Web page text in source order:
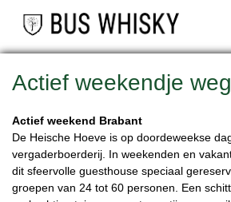
Actief weekendje
Actief weekend Brabant
De Heische Hoeve is op doordeweekse
vergaderboerderij. In weekenden en
dit sfeervolle guesthouse speciaal
groepen van 24 tot 60 personen. Een